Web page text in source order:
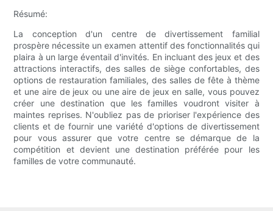
Résumé:
La conception d'un centre de divertissement familial
prospère nécessite un examen attentif des fonctionnalités qui
plaira à un large éventail d'invités. En incluant des jeux et des
attractions interactifs, des salles de siège confortables, des
options de restauration familiales, des salles de fête à thème
et une aire de jeux ou une aire de jeux en salle, vous pouvez
créer une destination que les familles voudront visiter à
maintes reprises. N'oubliez pas de prioriser l'expérience des
clients et de fournir une variété d'options de divertissement
pour vous assurer que votre centre se démarque de la
compétition et devient une destination préférée pour les
familles de votre communauté.